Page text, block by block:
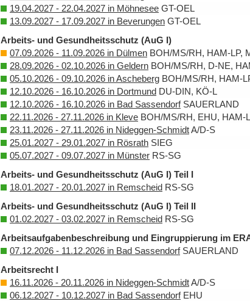
19.04.2027 - 22.04.2027 in Möhnesee GT-OEL
13.09.2027 - 17.09.2027 in Beverungen GT-OEL
Arbeits- und Gesundheitsschutz (AuG I)
07.09.2026 - 11.09.2026 in Dülmen BOH/MS/RH, HAM-LP,
28.09.2026 - 02.10.2026 in Geldern BOH/MS/RH, D-NE,
05.10.2026 - 09.10.2026 in Ascheberg BOH/MS/RH, HAM-
12.10.2026 - 16.10.2026 in Dortmund DU-DIN, KÖ-L
12.10.2026 - 16.10.2026 in Bad SassendorfSAUERLAND
22.11.2026 - 27.11.2026 in Kleve BOH/MS/RH, EHU, HAM-
23.11.2026 - 27.11.2026 in Nideggen-SchmidtA/D-S
25.01.2027 - 29.01.2027 in Rösrath SIEG
05.07.2027 - 09.07.2027 in Münster RS-SG
Arbeits- und Gesundheitsschutz (AuG I) Teil I
18.01.2027 - 20.01.2027 in Remscheid RS-SG
Arbeits- und Gesundheitsschutz (AuG I) Teil II
01.02.2027 - 03.02.2027 in Remscheid RS-SG
Arbeitsaufgabenbeschreibung und Eingruppierung im
07.12.2026 - 11.12.2026 in Bad SassendorfSAUERLAND
Arbeitsrecht I
16.11.2026 - 20.11.2026 in Nideggen-SchmidtA/D-S
06.12.2027 - 10.12.2027 in Bad SassendorfEHU